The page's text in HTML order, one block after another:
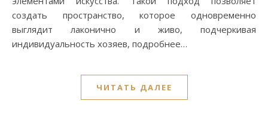
создать пространство, которое одновременно
выглядит лаконично и живо, подчеркивая
индивидуальность хозяев, подробнее…
ЧИТАТЬ ДАЛЕЕ